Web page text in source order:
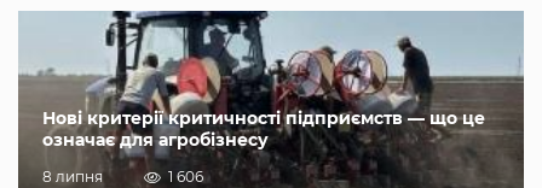
Нові критерії критичності підприємств — що це
означає для агробізнесу
8 липня 1 606